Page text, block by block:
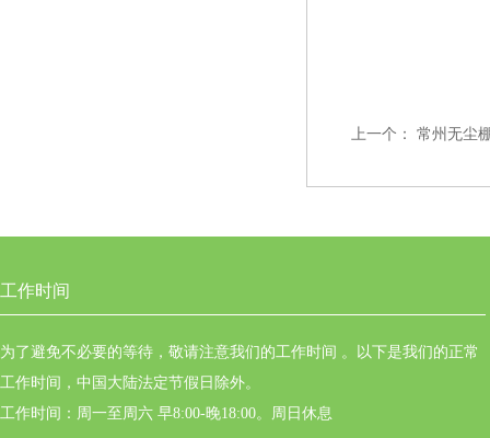
上一个： 常州无尘
工作时间
为了避免不必要的等待，敬请注意我们的工作时间 。以下是我们的正常
工作时间，中国大陆法定节假日除外。
工作时间：周一至周六 早8:00-晚18:00。周日休息